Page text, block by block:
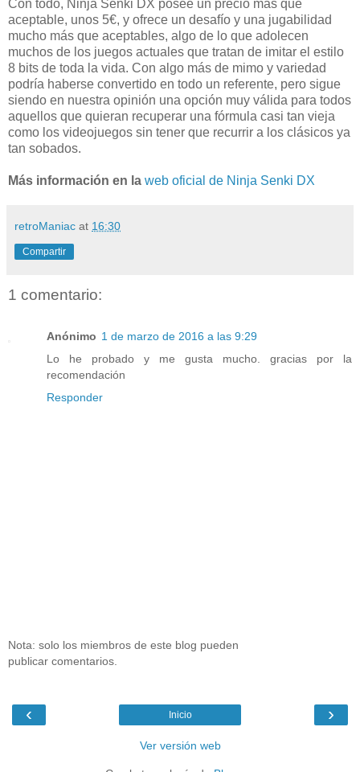
Con todo, Ninja Senki DX posee un precio más que
aceptable, unos 5€, y ofrece un desafío y una jugabilidad
mucho más que aceptables, algo de lo que adolecen
muchos de los juegos actuales que tratan de imitar el estilo
8 bits de toda la vida. Con algo más de mimo y variedad
podría haberse convertido en todo un referente, pero sigue
siendo en nuestra opinión una opción muy válida para todos
aquellos que quieran recuperar una fórmula casi tan vieja
como los videojuegos sin tener que recurrir a los clásicos ya
tan sobados.
Más información en la web oficial de Ninja Senki DX
retroManiac at 16:30
Compartir
1 comentario:
Anónimo 1 de marzo de 2016 a las 9:29
Lo he probado y me gusta mucho. gracias por la
recomendación
Responder
Nota: solo los miembros de este blog pueden
publicar comentarios.
‹ ›
Inicio
Ver versión web